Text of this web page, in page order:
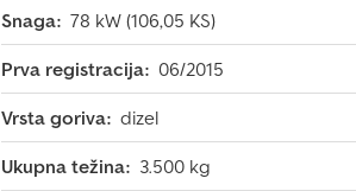
Snaga: 78 kW (106,05 KS)
Prva registracija: 06/2015
Vrsta goriva: dizel
Ukupna težina: 3.500 kg